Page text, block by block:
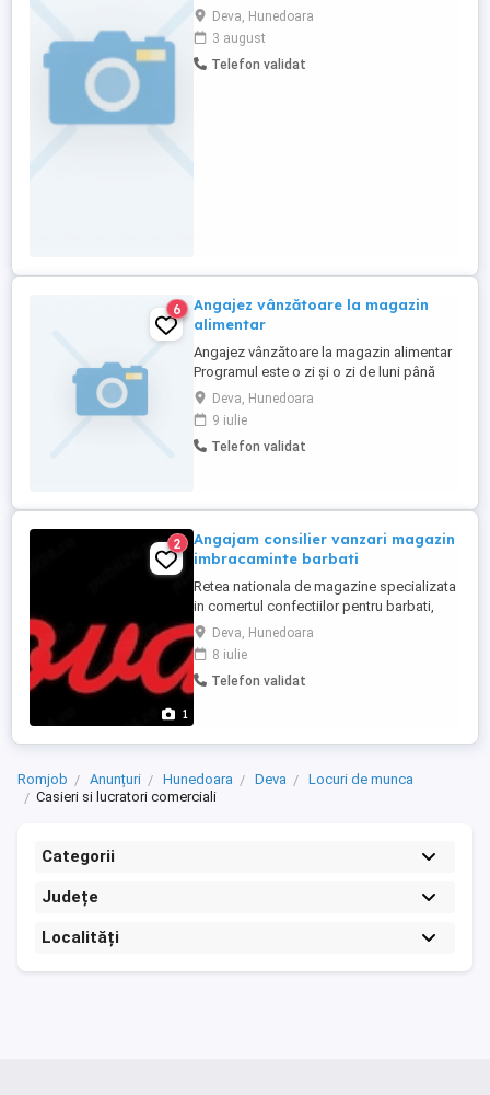
motocoase ,pompe si hidrofoare,scule
electrice) cu experienta in vanzari
(gestiune, facturare, receptii, cunostinte
calculator ) . Program de lucru 8 ore pe zi ,
Deva, Hunedoara
3 august
Telefon validat
6
Angajez vânzătoare la magazin
alimentar
Angajez vânzătoare la magazin alimentar
Programul este o zi și o zi de luni până
sâmbătă, duminica inchis Detalii doar la
numărul de telefon Rog seriozitate
Experiența constituie un avantaj
Deva, Hunedoara
9 iulie
Telefon validat
1
2
Angajam consilier vanzari magazin
imbracaminte barbati
Retea nationala de magazine specializata
in comertul confectiilor pentru barbati,
angajeaza consilier vanzari. Perioada
determinata o luna de zile,din 3.08.2026
pana in 3.09.2026. Se oferta salariu
fix,tichete de masa.
Deva, Hunedoara
8 iulie
Telefon validat
Romjob Anunțuri Hunedoara Deva
Locuri de munca
Casieri si lucratori comerciali
Categorii
Județe
Localități